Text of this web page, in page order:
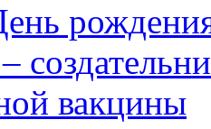
вакцины